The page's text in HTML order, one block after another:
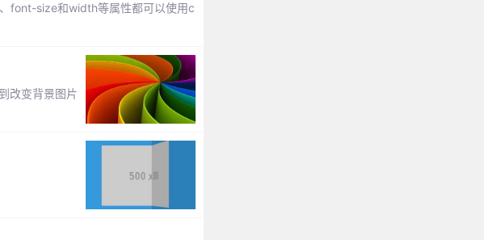
font-size和width等属性都可以使用c
改变背景图片